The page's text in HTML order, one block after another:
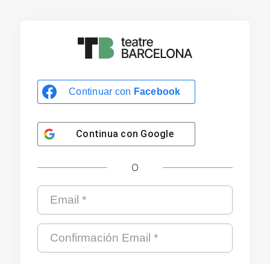
Continuar con Facebook
Continua con Google
O